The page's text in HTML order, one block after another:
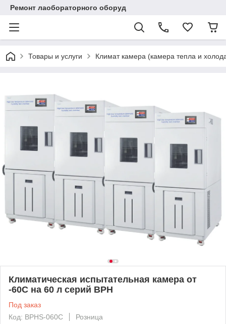
Ремонт лаобораторного оборуд
Товары и услуги Климат камера (камера тепла и
Климатическая испытательная камера от
-60C на 60 л серий BPH
Под заказ
Код: ВРНS-060C
Розница